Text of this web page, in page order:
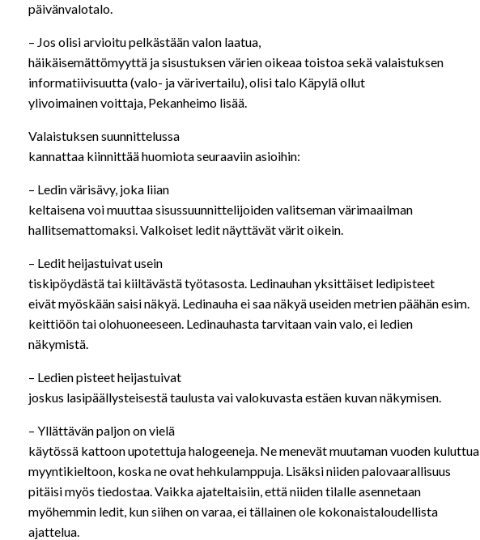
päivänvalotalo.
– Jos olisi arvioitu pelkästään valon laatua,
häikäisemättömyyttä ja sisustuksen värien oikeaa toistoa sekä valaistuksen
informatiivisuutta (valo- ja värivertailu), olisi talo Käpylä ollut
ylivoimainen voittaja, Pekanheimo lisää.
Valaistuksen suunnittelussa
kannattaa kiinnittää huomiota seuraaviin asioihin:
– Ledin värisävy, joka liian
keltaisena voi muuttaa sisussuunnittelijoiden valitseman värimaailman
hallitsemattomaksi. Valkoiset ledit näyttävät värit oikein.
– Ledit heijastuivat usein
tiskipöydästä tai kiiltävästä työtasosta. Ledinauhan yksittäiset ledipisteet
eivät myöskään saisi näkyä. Ledinauha ei saa näkyä useiden metrien päähän esim.
keittiöön tai olohuoneeseen. Ledinauhasta tarvitaan vain valo, ei ledien
näkymistä.
– Ledien pisteet heijastuivat
joskus lasipäällysteisestä taulusta vai valokuvasta estäen kuvan näkymisen.
– Yllättävän paljon on vielä
käytössä kattoon upotettuja halogeeneja. Ne menevät muutaman vuoden kuluttua
myyntikieltoon, koska ne ovat hehkulamppuja. Lisäksi niiden palovaarallisuus
pitäisi myös tiedostaa. Vaikka ajateltaisiin, että niiden tilalle asennetaan
myöhemmin ledit, kun siihen on varaa, ei tällainen ole kokonaistaloudellista
ajattelua.